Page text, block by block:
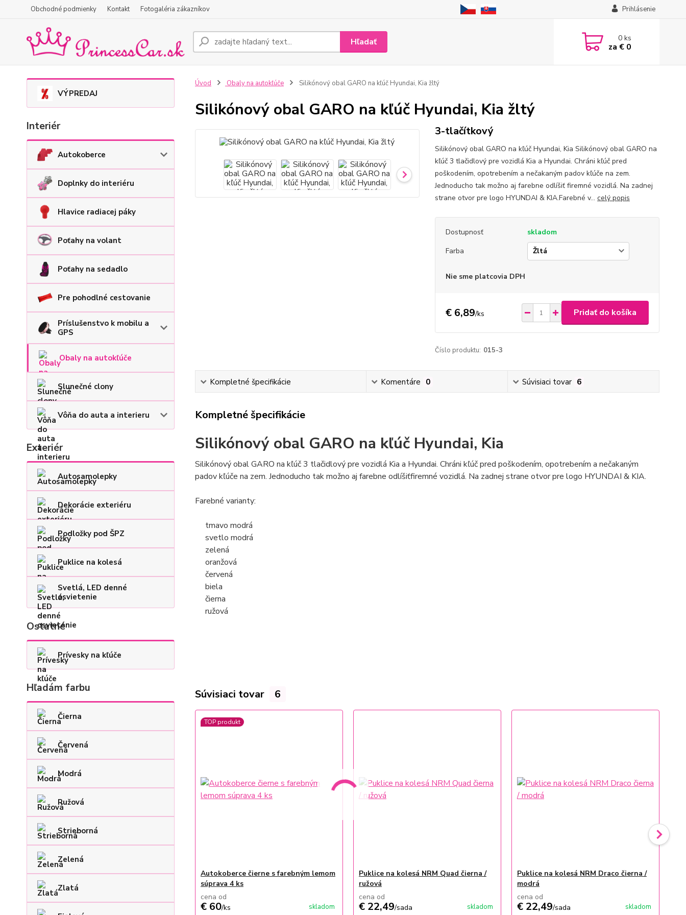
Obchodné podmienky Kontakt Fotogaléria zákazníkov Prihlásenie
Hľadať 0ks
za € 0
VÝPREDAJ
Interiér
Autokoberce
Doplnky do interiéru
Hlavice radiacej páky
Poťahy na volant
Poťahy na sedadlo
Pre pohodlné cestovanie
Príslušenstvo k mobilu a
GPS
Obaly na autokľúče
Slunečné clony
Vôňa do auta a interieru
Exteriér
Autosamolepky
Dekorácie exteriéru
Podložky pod ŠPZ
Puklice na kolesá
Svetlá, LED denné
osvietenie
Ostatné
Prívesky na kľúče
Hľadám farbu
Čierna
Červená
Modrá
Ružová
Strieborná
Zelená
Zlatá
Úvod Obaly na autokľúče Silikónový obal GARO na kľúč Hyundai, Kia žltý
Silikónový obal GARO na kľúč Hyundai, Kia žltý
3-tlačítkový
Silikónový obal GARO na kľúč Hyundai, Kia Silikónový obal GARO na
kľúč 3 tlačidlový pre vozidlá Kia a Hyundai. Chráni kľúč pred
poškodením, opotrebením a nečakaným padov kľúče na zem.
Jednoducho tak možno aj farebne odlíšiť firemné vozidlá. Na zadnej
strane otvor pre logo HYUNDAI & KIA.Farebné v... celý popis
Dostupnosť
skladom
Farba
Nie sme platcovia DPH
€ 6,89/ks Pridať do košíka
Číslo produktu: 015-3
Kompletné špecifikácie Komentáre 0 Súvisiaci tovar 6
Kompletné špecifikácie
Silikónový obal GARO na kľúč Hyundai, Kia
Silikónový obal GARO na kľúč 3 tlačidlový pre vozidlá Kia a Hyundai. Chráni kľúč pred poškodením, opotrebením a nečakaným
padov kľúče na zem. Jednoducho tak možno aj farebne odlíšiťfiremné vozidlá. Na zadnej strane otvor pre logo HYUNDAI & KIA.
Farebné varianty:
tmavo modrá
svetlo modrá
zelená
oranžová
červená
biela
čierna
ružová
Súvisiaci tovar 6
TOP produkt
Autokoberce čierne s farebným lemom
súprava 4 ks
cena od
€ 60/ks skladom
Puklice na kolesá NRM Quad čierna /
ružová
cena od
€ 22,49/sada skladom
Puklice na kolesá NRM Draco čierna /
modrá
cena od
€ 22,49/sada skladom